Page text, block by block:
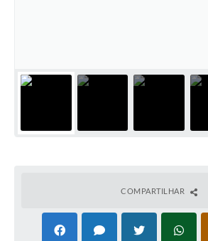
COMPARTILHAR